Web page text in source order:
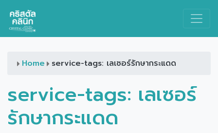
Main Navigation
Home service-tags: เลเซอร์รักษากระแดด
service-tags: เลเซอร์
รักษากระแดด